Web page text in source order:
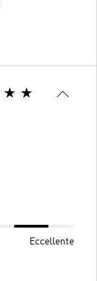
Eccellente